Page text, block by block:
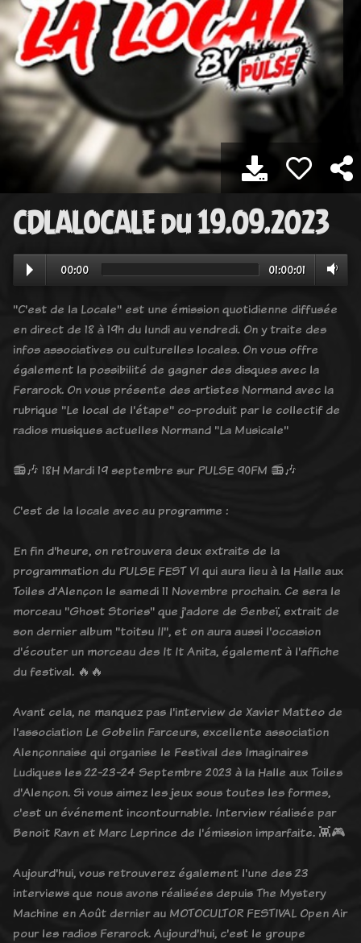
CDLALOCALE du 19.09.2023
00:00 01:00:01
"C'est de la Locale" est une émission quotidienne diffusée
en direct de 18 à 19h du lundi au vendredi. On y traite des
infos associatives ou culturelles locales. On vous offre
également la possibilité de gagner des disques avec la
Ferarock. On vous présente des artistes Normand avec la
rubrique "Le local de l'étape" co-produit par le collectif de
radios musiques actuelles Normand "La Musicale"
📻🎶 18H Mardi 19 septembre sur PULSE 90FM 📻🎶
C'est de la locale avec au programme :
En fin d'heure, on retrouvera deux extraits de la
programmation du PULSE FEST VI qui aura lieu à la Halle aux
Toiles d'Alençon le samedi 11 Novembre prochain. Ce sera le
morceau "Ghost Stories" que j'adore de Senbeï, extrait de
son dernier album "toitsu II", et on aura aussi l'occasion
d'écouter un morceau des It It Anita, également à l'affiche
du festival. 🔥🔥
Avant cela, ne manquez pas l'interview de Xavier Matteo de
l'association Le Gobelin Farceurs, excellente association
Alençonnaise qui organise le Festival des Imaginaires
Ludiques les 22-23-24 Septembre 2023 à la Halle aux Toiles
d'Alençon. Si vous aimez les jeux sous toutes les formes,
c'est un événement incontournable. Interview réalisée par
Benoit Ravn et Marc Leprince de l'émission imparfaite. 👾🎮
Aujourd'hui, vous retrouverez également l'une des 23
interviews que nous avons réalisées depuis The Mystery
Machine en Août dernier au MOTOCULTOR FESTIVAL Open Air
pour les radios Ferarock. Aujourd'hui, c'est le groupe